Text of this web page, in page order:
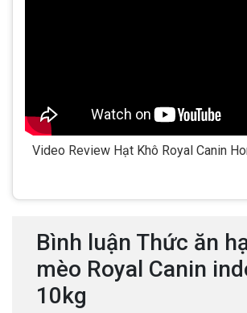
Video Review Hạt Khô Royal Canin
Bình luận Thức ăn
mèo Royal Canin
10kg